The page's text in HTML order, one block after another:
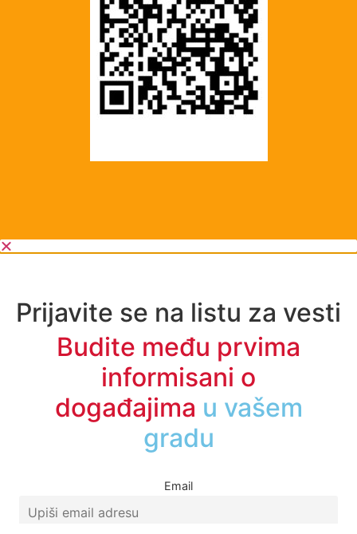
Prijavite se na listu za vesti
Budite među prvima
informisani o
događajima u regionu